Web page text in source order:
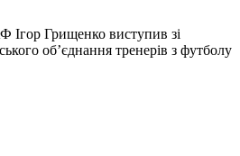
Ігор Грищенко виступив зі
об’єднання тренерів з футболу